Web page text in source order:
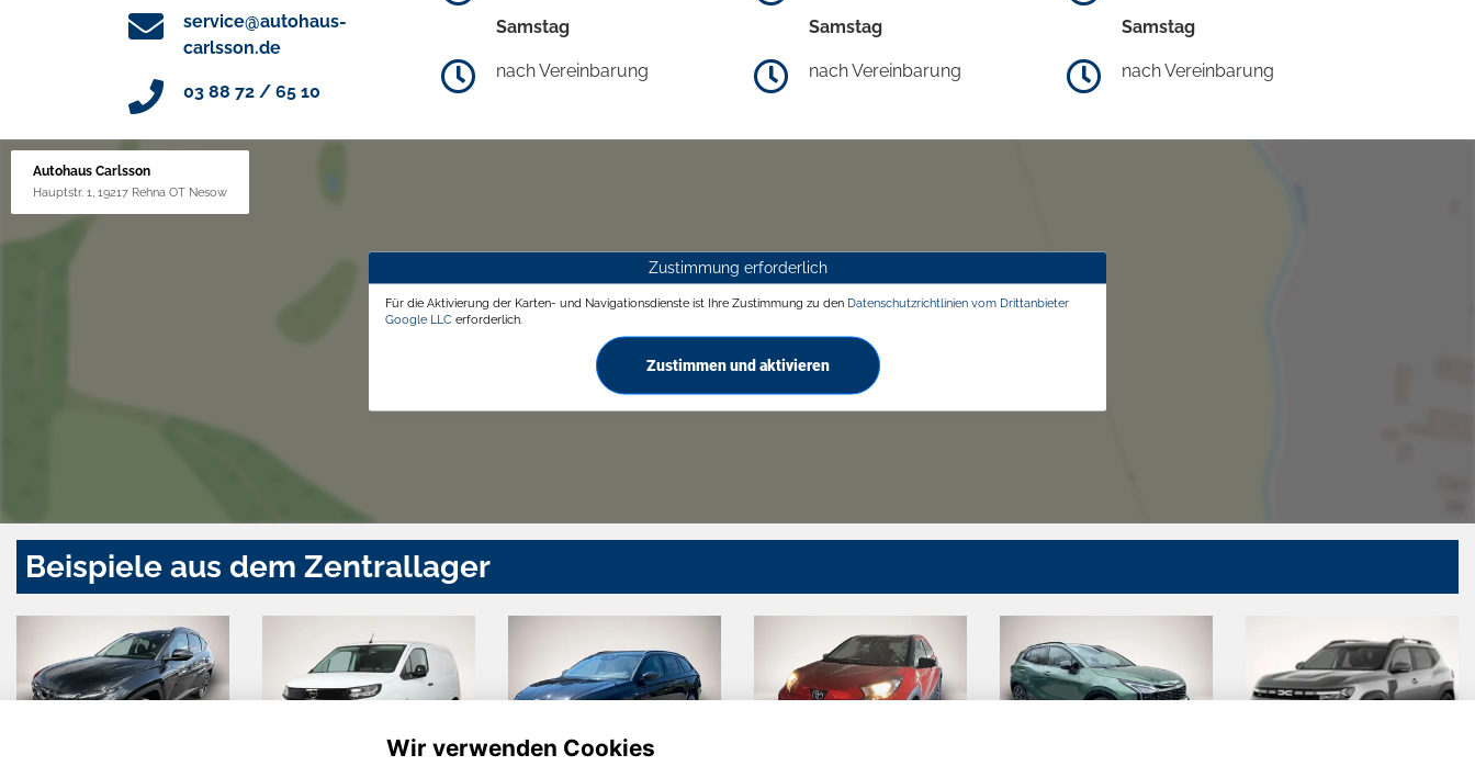
service@autohaus-
carlsson.de
03 88 72 / 65 10
Samstag
nach Vereinbarung
Samstag
nach Vereinbarung
Samstag
nach Vereinbarung
Autohaus Carlsson
Hauptstr. 1, 19217 Rehna OT Nesow
Zustimmung erforderlich
Für die Aktivierung der Karten- und Navigationsdienste ist Ihre Zustimmung zu den Datenschutzrichtlinien vom Drittanbieter
Google LLC erforderlich.
Zustimmen und aktivieren
Beispiele aus dem Zentrallager
Wir verwenden Cookies